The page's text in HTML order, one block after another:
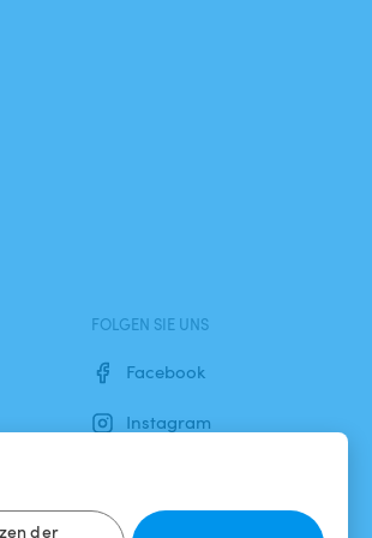
der
FOLGEN SIE UNS
Facebook
Instagram